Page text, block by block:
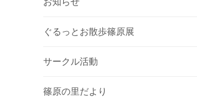
ぐるっとお散歩篠原展
サークル活動
篠原の里だより